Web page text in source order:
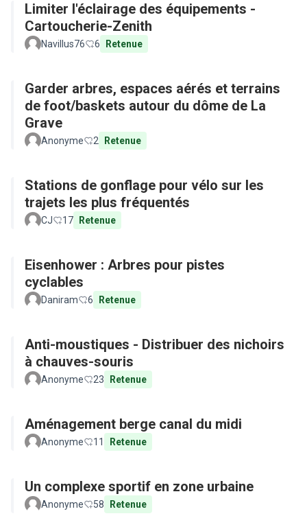
Limiter l'éclairage des équipements -
Cartoucherie-Zenith
Navillus76 6 Retenue
Garder arbres, espaces aérés et terrains
de foot/baskets autour du dôme de La
Grave
Anonyme 2 Retenue
Stations de gonflage pour vélo sur les
trajets les plus fréquentés
CJ 17 Retenue
Eisenhower : Arbres pour pistes
cyclables
Daniram 6 Retenue
Anti-moustiques - Distribuer des nichoirs
à chauves-souris
Anonyme 23 Retenue
Aménagement berge canal du midi
Anonyme 11 Retenue
Un complexe sportif en zone urbaine
Anonyme 58 Retenue